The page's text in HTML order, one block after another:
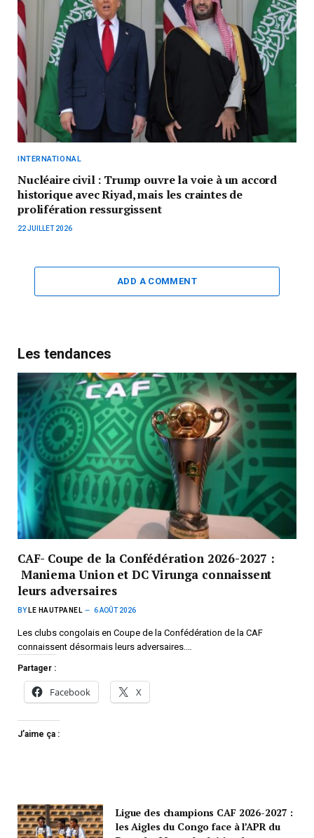
INTERNATIONAL
Nucléaire civil : Trump ouvre la voie à un accord
historique avec Riyad, mais les craintes de
prolifération ressurgissent
22 JUILLET 2026
ADD A COMMENT
Les tendances
CAF- Coupe de la Confédération 2026-2027 :
Maniema Union et DC Virunga connaissent
leurs adversaires
BY LE HAUTPANEL 6 AOÛT 2026
Les clubs congolais en Coupe de la Confédération de la CAF
connaissent désormais leurs adversaires.…
Partager :
Facebook X
J’aime ça :
Ligue des champions CAF 2026-2027 :
les Aigles du Congo face à l’APR du